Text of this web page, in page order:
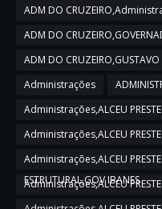
ADM DO
ADM DO
ADM DO CRUZEIRO,GUSTAVO
Administrações
Administrações,ALCEU
Administrações,ALCEU
Administrações,ALCEU
ESTRUTURAL,GOV IBANES
Administrações,ALCEU